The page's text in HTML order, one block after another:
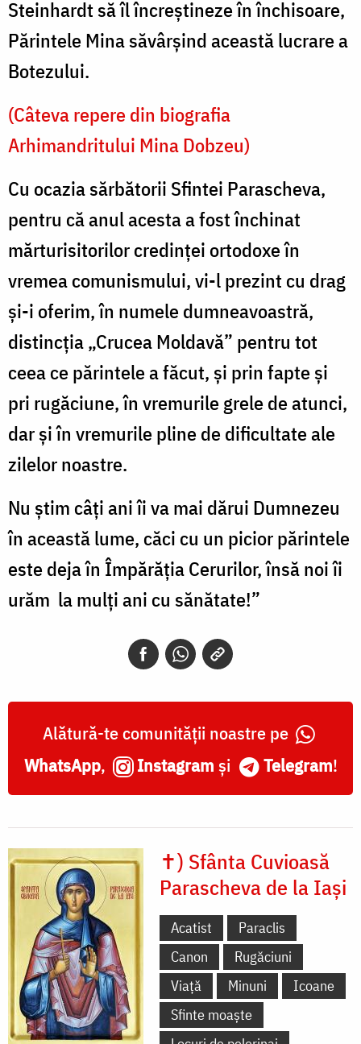
Steinhardt să îl încreștineze în închisoare,
Părintele Mina săvârșind această lucrare a
Botezului.
(Câteva repere din biografia
Arhimandritului Mina Dobzeu)
Cu ocazia sărbătorii Sfintei Parascheva,
pentru că anul acesta a fost închinat
mărturisitorilor credinței ortodoxe în
vremea comunismului, vi-l prezint cu drag
și-i oferim, în numele dumneavoastră,
distincția „Crucea Moldavă” pentru tot
ceea ce părintele a făcut, și prin fapte și
pri rugăciune, în vremurile grele de atunci,
dar și în vremurile pline de dificultate ale
zilelor noastre.
Nu știm câți ani îi va mai dărui Dumnezeu
în această lume, căci cu un picior părintele
este deja în Împărăția Cerurilor, însă noi îi
urăm la mulți ani cu sănătate!”
Alătură-te comunității noastre pe
WhatsApp, Instagram și Telegram!
✝) Sfânta Cuvioasă
Parascheva de la Iași
Acatist
Paraclis
Canon
Rugăciuni
Viață
Minuni
Icoane
Sfinte moaște